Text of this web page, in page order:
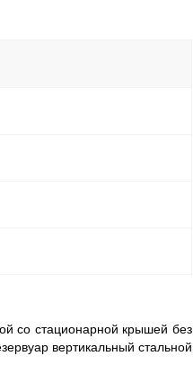
со стационарной крышей без
вертикальный стальной